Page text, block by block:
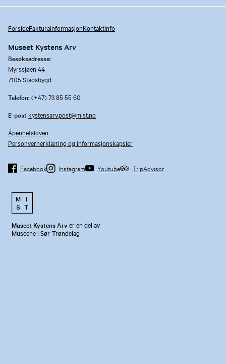
ForsideFakturainformasjonKontaktinfo
Museet Kystens Arv
Besøksadresse:
Myrssjøen 44
7105 Stadsbygd
Telefon:(+47) 73 85 55 60
E-post kystensarv.post@mist.no
Åpenhetsloven
Personvernerklæring og informasjonskapsler
Facebook Instagram Youtube TripAdvisor
Museet Kystens Arver en del av
Museene i Sør-Trøndelag